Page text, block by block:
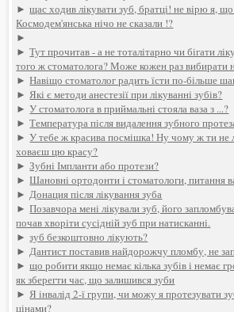
►щас ходив лікувати зуб, братці! не вірю я,
Космодем'янська нічо не сказали !?
►
►Тут прочитав - а не тоталітарно чи бігати
того ж стоматолога? Може кожен раз вибирати
►Навіщо стоматолог радить їсти по-більше
►Які є методи анестезії при лікуванні зубів?
►У стоматолога в приймальні стояла ваза з ...?
►Температура після видалення зубного
►У тебе ж красива посмішка! Ну чому ж ти не
ховаєш цю красу?
►Зубні Імпланти або протези?
►Шановні ортодонти і стоматологи, питання
►Донация після лікування зуба
►Позавчора мені лікували зуб, його
почав хворіти сусідній зуб при натисканні.
►зуб безкоштовно лікують?
►Дантист поставив найдорожчу пломбу, не
►що робити якщо немає кілька зубів і немає
як зберегти час, що залишився зуби
►Я інвалід 2-ї групи, чи можу я протезувати
цінами?